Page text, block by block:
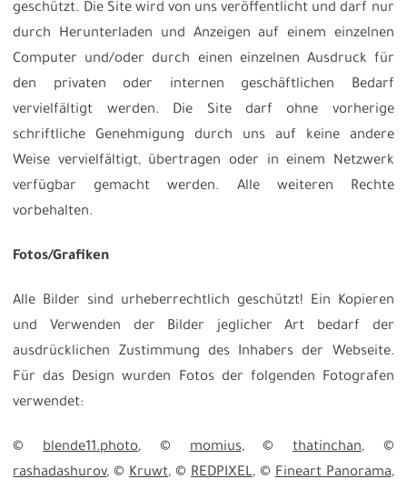
geschützt. Die Site wird von uns veröffentlicht und darf nur
durch Herunterladen und Anzeigen auf einem einzelnen
Computer und/oder durch einen einzelnen Ausdruck für
den privaten oder internen geschäftlichen Bedarf
vervielfältigt werden. Die Site darf ohne vorherige
schriftliche Genehmigung durch uns auf keine andere
Weise vervielfältigt, übertragen oder in einem Netzwerk
verfügbar gemacht werden. Alle weiteren Rechte
vorbehalten.
Fotos/Grafiken
Alle Bilder sind urheberrechtlich geschützt! Ein Kopieren
und Verwenden der Bilder jeglicher Art bedarf der
ausdrücklichen Zustimmung des Inhabers der Webseite.
Für das Design wurden Fotos der folgenden Fotografen
verwendet:
©blende11.photo, ©momius, ©thatinchan, ©
rashadashurov, ©Kruwt, © REDPIXEL, ©Fineart Panorama,